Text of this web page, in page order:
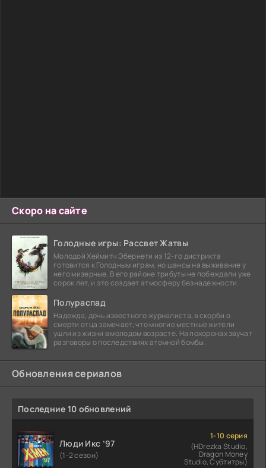
Скоро на сайте
Голодные игры: Рассвет Жатвы
Молодой Хеймитч Эбернети из 12-го дистрикта
готовится к Голодным играм, но шансы на выживание у
него мизерные. В его районе трибуты не побеждали уже
сорок лет, и это создает атмосферу безнадежности.
Полураспад
Надежда, дочь известного журналиста, в скорби о
смерти отца замечает, что многие местные жители
ушли из жизни в молодом возрасте. На похоронах звучат
разговоры о последствиях атомной бомбы.
Обновления сериалов
Последние 10 обновлений
Люди Икс ’97
(1-2 сезон)
1-10 серия
(HDrezka Studio,
Dragon Money
Studio, Субтитры)